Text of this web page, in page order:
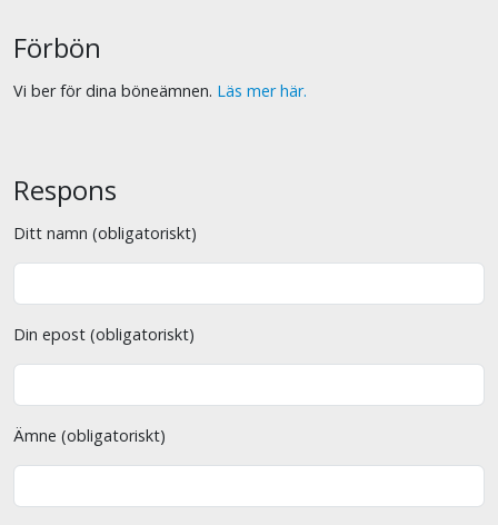
Förbön
Vi ber för dina böneämnen. Läs mer här.
Respons
Ditt namn (obligatoriskt)
Din epost (obligatoriskt)
Ämne (obligatoriskt)